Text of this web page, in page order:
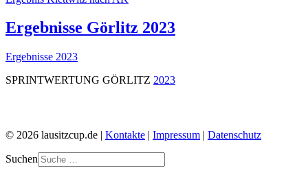
Ergebnisse Görlitz 2023
Ergebnisse 2023
SPRINTWERTUNG GÖRLITZ 2023
© 2026 lausitzcup.de | Kontakte | Impressum | Datenschutz
Suchen